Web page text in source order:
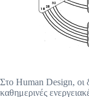
Στο Human Design, οι
καθημερινές